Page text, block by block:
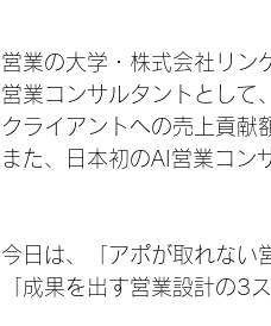
営業の大学・株式会社リン
営業コンサルタントとして
クライアントへの売上貢献
また、日本初のAI営業コン
今日は、「アポが取れない
「成果を出す営業設計の3